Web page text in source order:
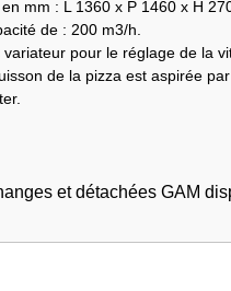
mm : L 1360 x P 1460 x H
de : 200 m3/h.
pour le réglage de la
de la pizza est aspirée
et détachées GAM